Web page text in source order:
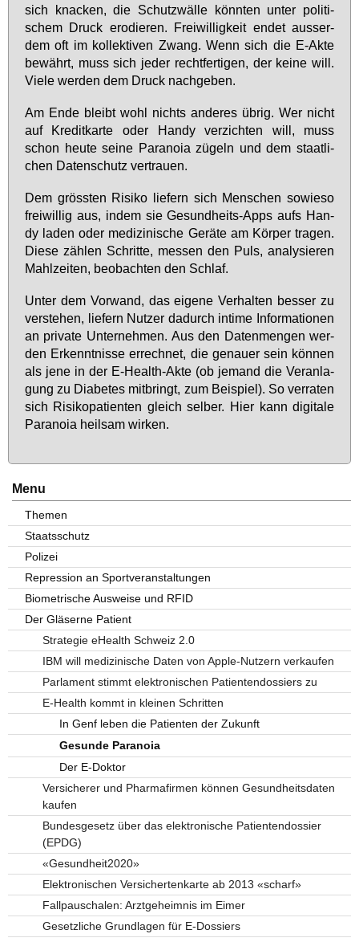
sich kna­cken, die Schutz­wäl­le könn­ten un­ter po­li­ti­
schem Druck ero­die­ren. Frei­wil­lig­keit en­det aus­ser­
dem oft im kol­lek­ti­ven Zwang. Wenn sich die E-Ak­te
be­währt, muss sich je­der recht­fer­ti­gen, der kei­ne will.
Vie­le wer­den dem Druck nach­ge­ben.
Am En­de bleibt wohl nichts an­de­res üb­rig. Wer nicht
auf Kre­dit­kar­te oder Han­dy ver­zich­ten will, muss
schon heu­te sei­ne Pa­ra­noia zü­geln und dem staat­li­
chen Da­ten­schutz ver­trau­en.
Dem gröss­ten Ri­si­ko lie­fern sich Men­schen so­wie­so
frei­wil­lig aus, in­dem sie Ge­sund­heits-Apps aufs Han­
dy la­den oder me­di­zi­ni­sche Ge­rä­te am Kör­per tra­gen.
Die­se zäh­len Schrit­te, mes­sen den Puls, ana­ly­sie­ren
Mahl­zei­ten, be­ob­ach­ten den Schlaf.
Un­ter dem Vor­wand, das ei­ge­ne Ver­hal­ten bes­ser zu
ver­ste­hen, lie­fern Nut­zer da­durch in­ti­me In­for­ma­tio­nen
an pri­va­te Un­ter­neh­men. Aus den Da­ten­men­gen wer­
den Er­kennt­nis­se er­rech­net, die ge­nau­er sein kön­nen
als je­ne in der E-Health-Ak­te (ob je­mand die Ver­an­la­
gung zu Dia­be­tes mit­bringt, zum Bei­spiel). So ver­ra­ten
sich Ri­si­ko­pa­ti­en­ten gleich sel­ber. Hier kann di­gi­ta­le
Pa­ra­noia heil­sam wir­ken.
Menu
Themen
Staatsschutz
Polizei
Repression an Sportveranstaltungen
Biometrische Ausweise und RFID
Der Gläserne Patient
Strategie eHealth Schweiz 2.0
IBM will medizinische Daten von Apple-Nutzern verkaufen
Parlament stimmt elektronischen Patientendossiers zu
E-Health kommt in kleinen Schritten
In Genf leben die Patienten der Zukunft
Gesunde Paranoia
Der E-Doktor
Versicherer und Pharmafirmen können Gesundheitsdaten
kaufen
Bundesgesetz über das elektronische Patientendossier
(EPDG)
«Gesundheit2020»
Elektronischen Versichertenkarte ab 2013 «scharf»
Fallpauschalen: Arztgeheimnis im Eimer
Gesetzliche Grundlagen für E-Dossiers